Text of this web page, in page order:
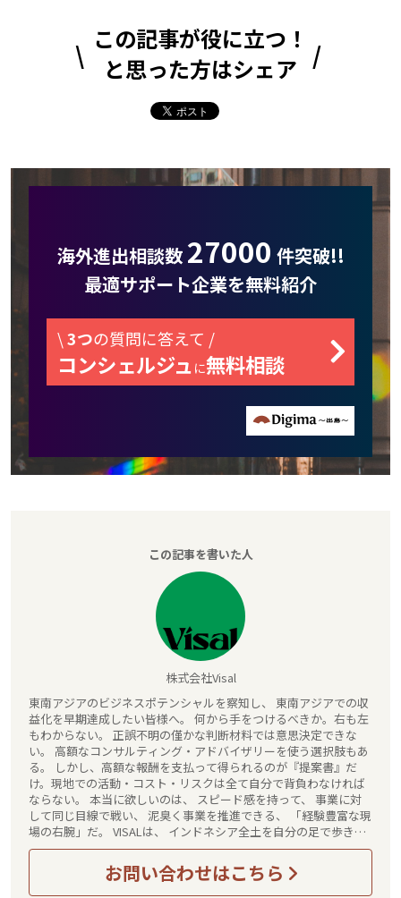
この記事が役に立つ！
と思った方はシェア
海外進出相談数 27000 件突破!!
最適サポート企業を無料紹介
\3つの質問に答えて /
コンシェルジュ に無料相談
この記事を書いた人
株式会社Visal
東南アジアのビジネスポテンシャルを察知し、 東南アジアでの収
益化を早期達成したい皆様へ。 何から手をつけるべきか。右も左
もわからない。 正誤不明の僅かな判断材料では意思決定できな
い。 高額なコンサルティング・アドバイザリーを使う選択肢もあ
る。 しかし、高額な報酬を支払って得られるのが『提案書』だ
け。現地での活動・コスト・リスクは全て自分で背負わなければ
ならない。 本当に欲しいのは、 スピード感を持って、 事業に対
して同じ目線で戦い、 泥臭く事業を推進できる、 「経験豊富な現
場の右腕」だ。 VISALは、 インドネシア全土を自分の足で歩き、
実際にビジネスを動かしてきた経験がある 日系企業のインドネシ
ア進出を 情報と実行力で成功へ導く 日本唯一の「現場に立つ実行
者であり共動伴走者」です。
お問い合わせはこちら